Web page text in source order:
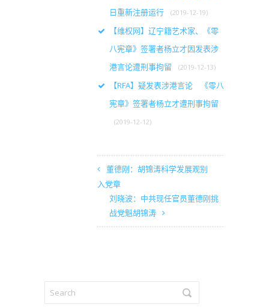
日重新注册运行
(2019-12-19)
【维权网】辽宁籍艺术家、《零
八宪章》签署者杨立才因发表涉
港言论遭刑事拘留
(2019-12-13)
【RFA】疑发表涉港言论 《零八
宪章》签署者杨立才遭刑事拘留
(2019-12-12)
董德刚：胡锦涛科学发展观别
入党章
刘晓波：中共现任官员董德刚挑
战党魁胡锦涛